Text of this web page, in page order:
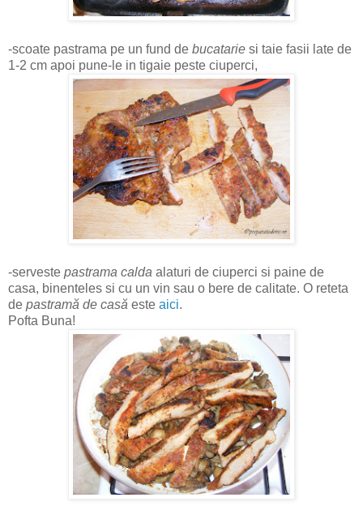
-scoate pastrama pe un fund de bucatarie si taie fasii late de
1-2 cm apoi pune-le in tigaie peste ciuperci,
-serveste pastrama calda alaturi de ciuperci si paine de
casa, binenteles si cu un vin sau o bere de calitate. O reteta
de pastramă de casă este aici.
Pofta Buna!